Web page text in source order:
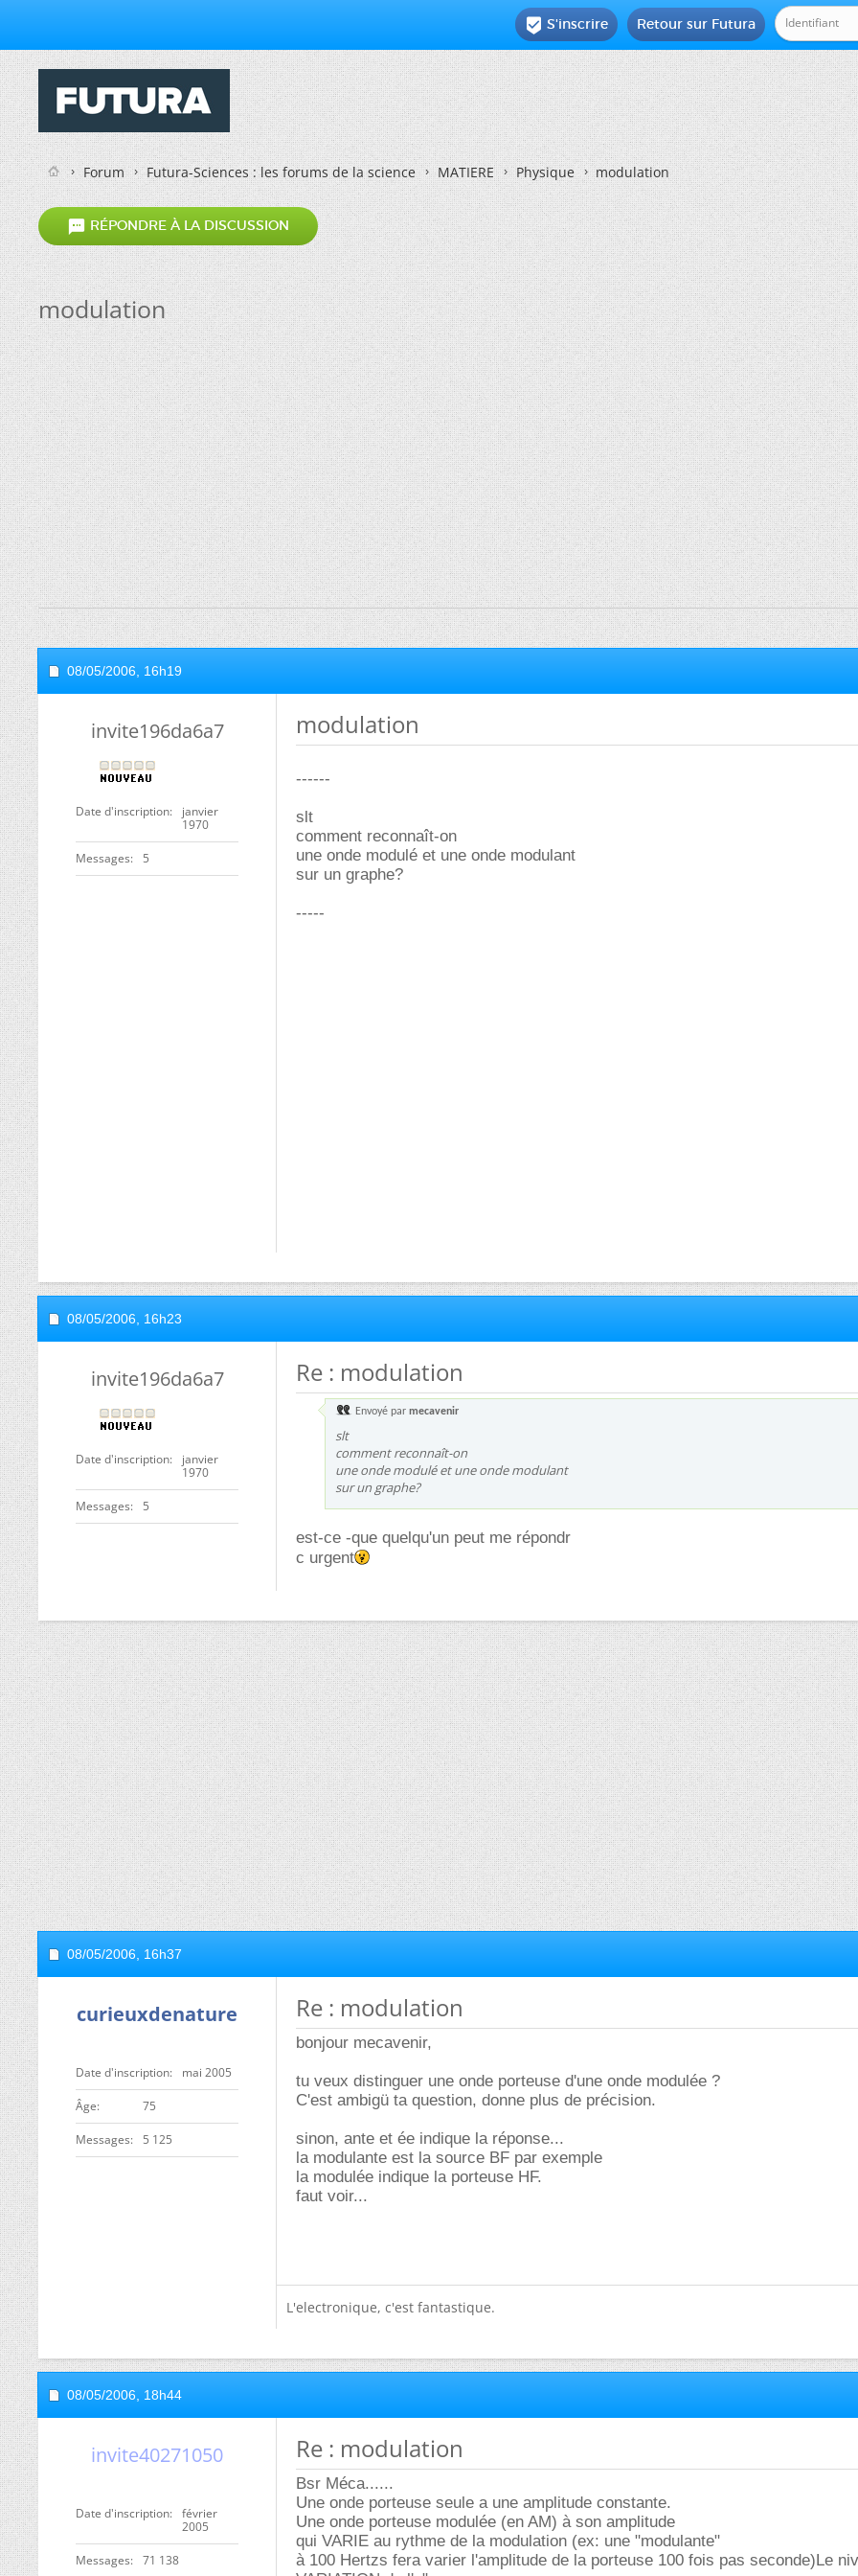
Retour sur Futura
 S'inscrire
Forum Futura-Sciences : les forums de la science MATIERE Physique modulation
 RÉPONDRE À LA DISCUSSION
modulation
08/05/2006, 16h19
invite196da6a7
Date d'inscription
janvier
1970
Messages 5
modulation
------
slt
comment reconnaît-on
une onde modulé et une onde modulant
sur un graphe?
-----
08/05/2006, 16h23
invite196da6a7
Date d'inscription
janvier
1970
Messages 5
Re : modulation
Envoyé par mecavenir
slt
comment reconnaît-on
une onde modulé et une onde modulant
sur un graphe?
est-ce -que quelqu'un peut me répondr
c urgent
08/05/2006, 16h37
curieuxdenature
Date d'inscription mai 2005
ge 75
Messages 5 125
Re : modulation
bonjour mecavenir,
tu veux distinguer une onde porteuse d'une onde modulée ?
C'est ambigü ta question, donne plus de précision.
sinon, ante et ée indique la réponse...
la modulante est la source BF par exemple
la modulée indique la porteuse HF.
faut voir...
L'electronique, c'est fantastique.
08/05/2006, 18h44
invite40271050
Date d'inscription
février
2005
Messages 71 138
Re : modulation
Bsr Méca......
Une onde porteuse seule a une amplitude constante.
Une onde porteuse modulée (en AM) à son amplitude
qui VARIE au rythme de la modulation (ex: une "modulante"
à 100 Hertzs fera varier l'amplitude de la porteuse 100 fois pas seconde)Le